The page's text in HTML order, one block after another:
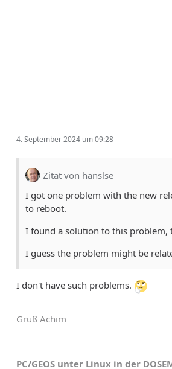
4. September 2024 um 09:28
Zitat von hanslse
I got one problem with the new
to reboot.
I found a solution to this problem,
I guess the problem might be
I don't have such problems.
Gruß Achim
PC/GEOS unter Linux in der